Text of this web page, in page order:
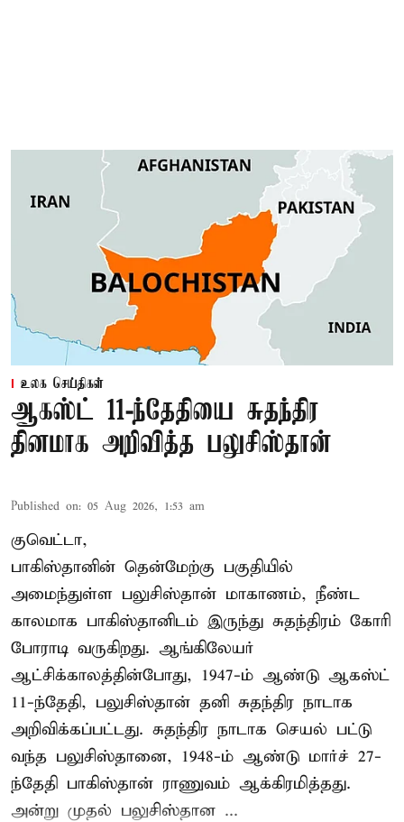
உலக செய்திகள்
ஆகஸ்ட் 11-ந்தேதியை சுதந்திர
தினமாக அறிவித்த பலுசிஸ்தான்
Published on: 05 Aug 2026, 1:53 am
குவெட்டா,
பாகிஸ்தானின் தென்மேற்கு பகுதியில்
அமைந்துள்ள பலுசிஸ்தான் மாகாணம், நீண்ட
காலமாக பாகிஸ்தானிடம் இருந்து சுதந்திரம் கோரி
போராடி வருகிறது. ஆங்கிலேயர்
ஆட்சிக்காலத்தின்போது, 1947-ம் ஆண்டு ஆகஸ்ட்
11-ந்தேதி, பலுசிஸ்தான் தனி சுதந்திர நாடாக
அறிவிக்கப்பட்டது. சுதந்திர நாடாக செயல் பட்டு
வந்த பலுசிஸ்தானை, 1948-ம் ஆண்டு மார்ச் 27-
ந்தேதி பாகிஸ்தான் ராணுவம் ஆக்கிரமித்தது.
அன்று முதல் பலுசிஸ்தான ...